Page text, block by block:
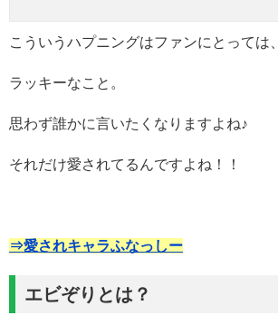
こういうハプニングはファンにとっては、
ラッキーなこと。
思わず誰かに言いたくなりますよね♪
それだけ愛されてるんですよね！！
⇒愛されキャラふなっしー
エビぞりとは？